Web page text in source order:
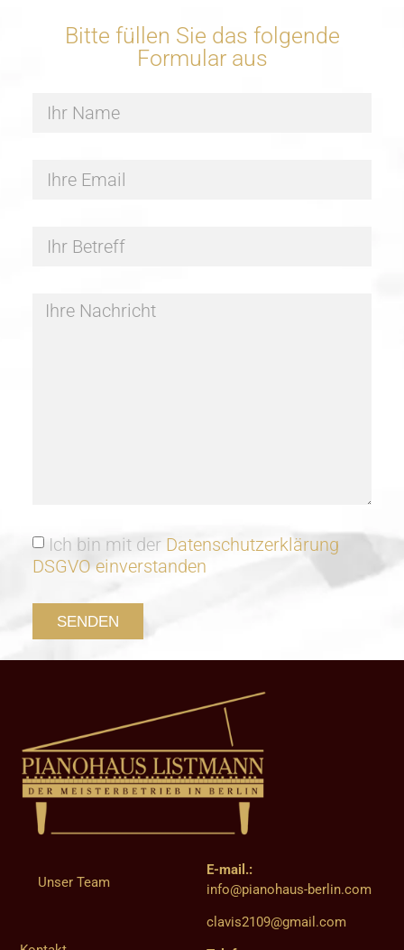
Bitte füllen Sie das folgende
Formular aus
Ich bin mit der Datenschutzerklärung
DSGVO einverstanden
SENDEN
Unser Team
E-mail.:
info@pianohaus-berlin.com
clavis2109@gmail.com